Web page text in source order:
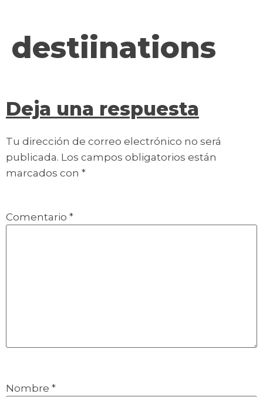
destiinations
Deja una respuesta
Tu dirección de correo electrónico no será
publicada. Los campos obligatorios están
marcados con *
Comentario *
Nombre *